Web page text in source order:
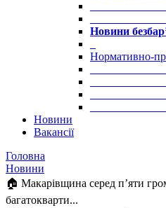
Новини
Нормативно-
Новини
Вакансії
Головна
Новини
🏠 Макарівщина серед п’яти
багатокварти...